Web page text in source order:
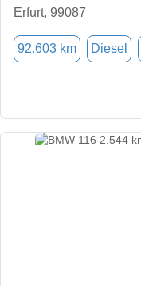
Erfurt, 99087
92.603 km Diesel